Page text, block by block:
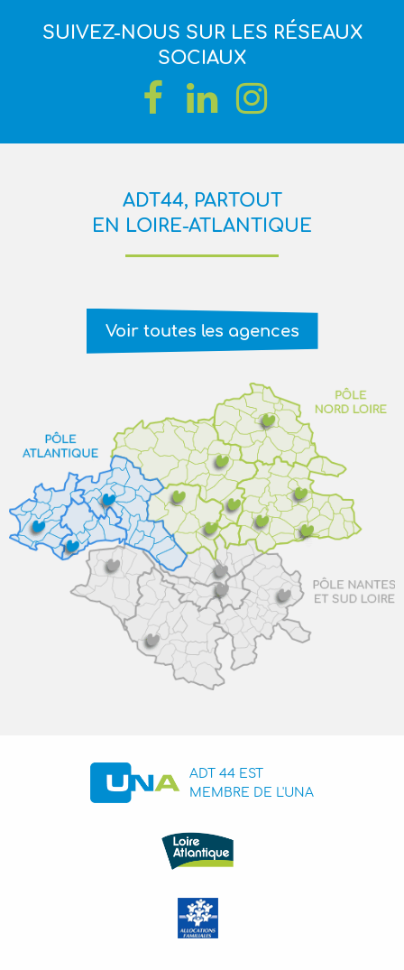
SUIVEZ-NOUS SUR LES RÉSEAUX
SOCIAUX
ADT44, PARTOUT
EN LOIRE-ATLANTIQUE
Voir toutes les agences
ADT 44 EST
MEMBRE DE L'UNA